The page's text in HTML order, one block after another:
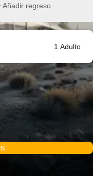
Añadir regreso
1 Adulto